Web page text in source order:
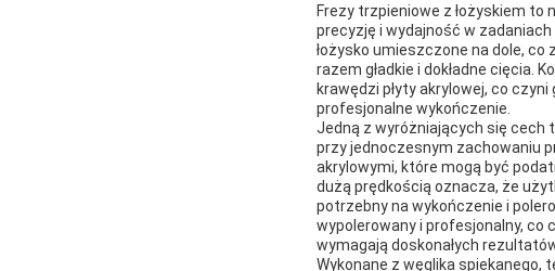
Frezy trzpieniowe z łożyskiem to
precyzję i wydajność w
łożysko umieszczone na dole,
razem gładkie i dokładne cięcia.
krawędzi płyty akrylowej, co
profesjonalne wykończenie.
Jedną z wyróżniających się cech
przy jednoczesnym zachowaniu
akrylowymi, które mogą być
dużą prędkością oznacza, że
potrzebny na wykończenie i
wypolerowany i profesjonalny, co
wymagają doskonałych
Wykonane z węglika spiekanego,